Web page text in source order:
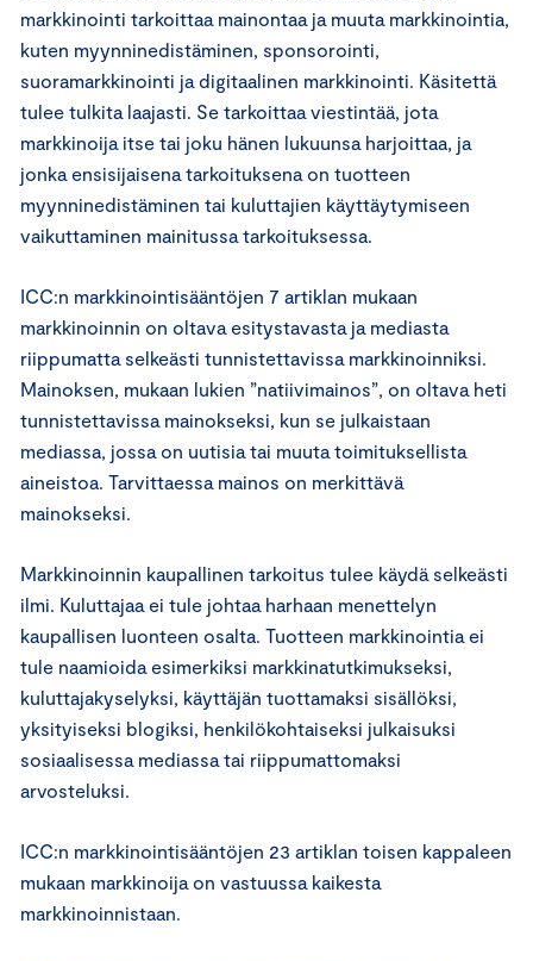
markkinointi tarkoittaa mainontaa ja muuta markkinointia,
kuten myynninedistäminen, sponsorointi,
suoramarkkinointi ja digitaalinen markkinointi. Käsitettä
tulee tulkita laajasti. Se tarkoittaa viestintää, jota
markkinoija itse tai joku hänen lukuunsa harjoittaa, ja
jonka ensisijaisena tarkoituksena on tuotteen
myynninedistäminen tai kuluttajien käyttäytymiseen
vaikuttaminen mainitussa tarkoituksessa.
ICC:n markkinointisääntöjen 7 artiklan mukaan
markkinoinnin on oltava esitystavasta ja mediasta
riippumatta selkeästi tunnistettavissa markkinoinniksi.
Mainoksen, mukaan lukien ”natiivimainos”, on oltava heti
tunnistettavissa mainokseksi, kun se julkaistaan
mediassa, jossa on uutisia tai muuta toimituksellista
aineistoa. Tarvittaessa mainos on merkittävä
mainokseksi.
Markkinoinnin kaupallinen tarkoitus tulee käydä selkeästi
ilmi. Kuluttajaa ei tule johtaa harhaan menettelyn
kaupallisen luonteen osalta. Tuotteen markkinointia ei
tule naamioida esimerkiksi markkinatutkimukseksi,
kuluttajakyselyksi, käyttäjän tuottamaksi sisällöksi,
yksityiseksi blogiksi, henkilökohtaiseksi julkaisuksi
sosiaalisessa mediassa tai riippumattomaksi
arvosteluksi.
ICC:n markkinointisääntöjen 23 artiklan toisen kappaleen
mukaan markkinoija on vastuussa kaikesta
markkinoinnistaan.